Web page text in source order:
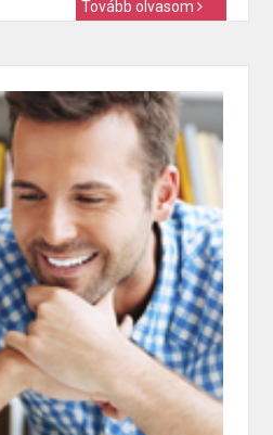
Tovább olvasom